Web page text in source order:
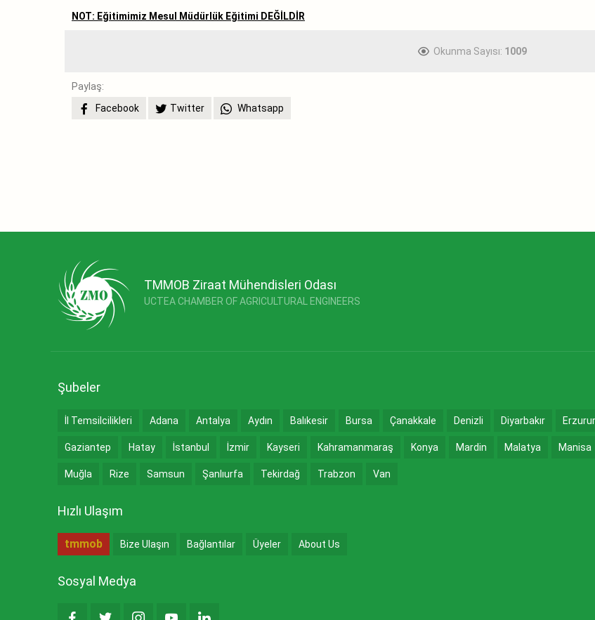
NOT: Eğitimimiz Mesul Müdürlük Eğitimi DEĞİLDİR
Okunma Sayısı: 1009
Paylaş:
Facebook
Twitter Whatsapp
TMMOB Ziraat Mühendisleri Odası
UCTEA CHAMBER OF AGRICULTURAL ENGINEERS
Şubeler
İl Temsilcilikleri Adana Antalya Aydın Balıkesir Bursa Çanakkale Denizli Diyarbakır
Gaziantep Hatay İstanbul İzmir Kayseri Kahramanmaraş Konya Mardin Malatya Manisa
Muğla Rize Samsun Şanlıurfa Tekirdağ Trabzon Van
Hızlı Ulaşım
tmmob Bize Ulaşın Bağlantılar Üyeler About Us
Sosyal Medya